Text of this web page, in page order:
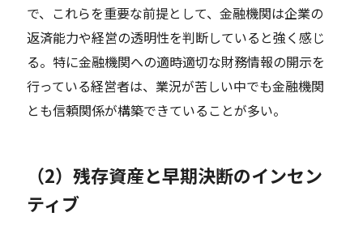
で、これらを重要な前提として、金融機関は企業の
返済能力や経営の透明性を判断していると強く感じ
る。特に金融機関への適時適切な財務情報の開示を
行っている経営者は、業況が苦しい中でも金融機関
とも信頼関係が構築できていることが多い。
（2）残存資産と早期決断のインセン
ティブ